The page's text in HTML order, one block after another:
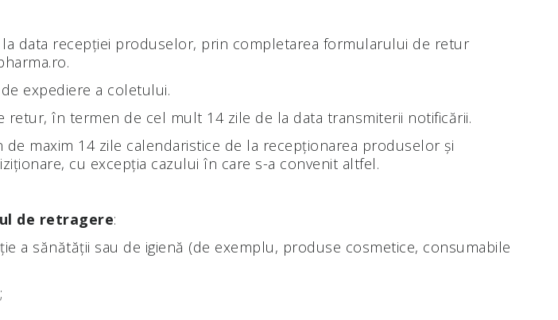
data recepției produselor, prin completarea formularului de retur
expediere a coletului.
în termen de cel mult 14 zile de la data transmiterii notificării.
maxim 14 zile calendaristice de la recepționarea produselor și
cu excepția cazului în care s-a convenit altfel.
de retragere:
a sănătății sau de igienă (de exemplu, produse cosmetice, consumabile